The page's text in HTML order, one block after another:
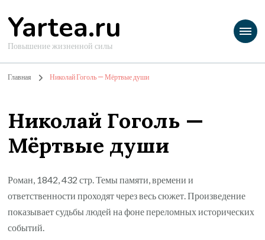
Yartea.ru
Повышение жизненной силы
Главная Николай Гоголь — Мёртвые души
Николай Гоголь —
Мёртвые души
Роман, 1842, 432 стр. Темы памяти, времени и
ответственности проходят через весь сюжет. Произведение
показывает судьбы людей на фоне переломных исторических
событий.